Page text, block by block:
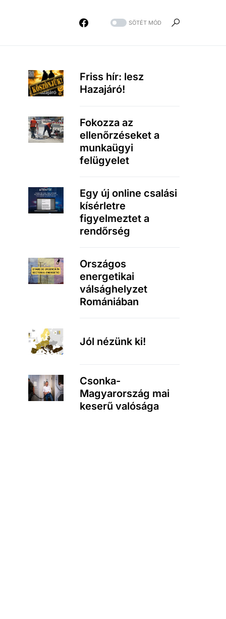
SÖTÉT MÓD
Friss hír: lesz
Hazajáró!
Fokozza az
ellenőrzéseket a
munkaügyi
felügyelet
Egy új online csalási
kísérletre
figyelmeztet a
rendőrség
Országos
energetikai
válsághelyzet
Romániában
Jól nézünk ki!
Csonka-
Magyarország mai
keserű valósága